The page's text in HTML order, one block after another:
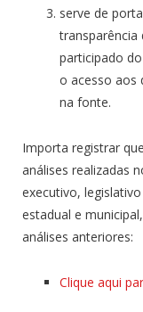
serve de
transparência
participado
o acesso aos
na fonte.
Importa registrar
análises realizadas
executivo,
estadual e
análises anteriores:
Clique aqui